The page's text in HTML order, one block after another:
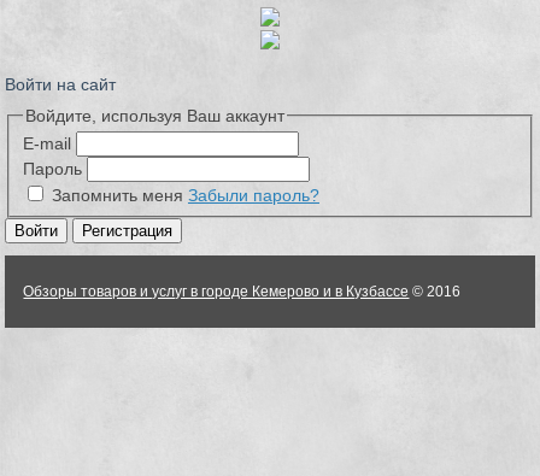
Войти на сайт
Войдите, используя Ваш аккаунт
E-mail
Пароль
Запомнить меня Забыли пароль?
Обзоры товаров и услуг в городе Кемерово и в Кузбассе © 2016